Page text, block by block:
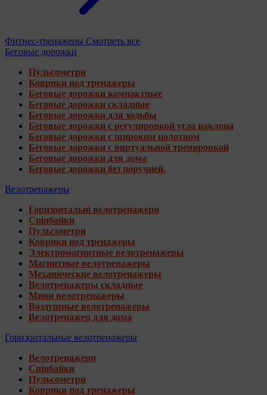
Фитнес-тренажеры Смотреть все
Беговые дорожки
Пульсометри
Коврики под тренажеры
Беговые дорожки компактные
Беговые дорожки складные
Беговые дорожки для ходьбы
Беговые дорожки с регулировкой угла наклона
Беговые дорожки с широким полотном
Беговые дорожки с виртуальной тренировкой
Беговые дорожки для дома
Беговые дорожки без поручней.
Велотренажеры
Горизонтальні велотренажери
Спінбайки
Пульсометри
Коврики под тренажеры
Электромагнитные велотренажеры
Магнитные велотренажеры
Механические велотренажеры
Велотренажеры складные
Мини велотренажеры
Воздушные велотренажеры
Велотренажер для дома
Горизонтальные велотренажеры
Велотренажери
Спінбайки
Пульсометри
Коврики под тренажеры